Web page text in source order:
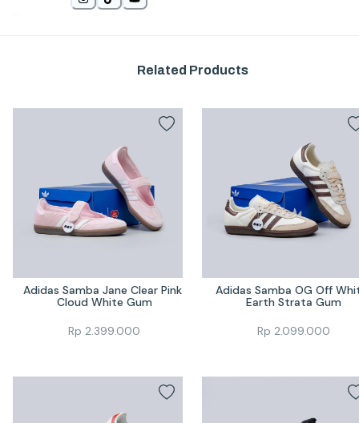
Related Products
Adidas Samba Jane Clear Pink
Cloud White Gum
Rp 2.399.000
Adidas Samba OG Off
Earth Strata Gum
Rp 2.099.000